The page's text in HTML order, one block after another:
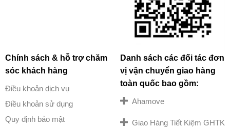
Chính sách & hỗ trợ chăm
sóc khách hàng
Điều khoản dịch vụ
Điều khoản sử dụng
Quy định bảo mật
Danh sách các đối tác đơn
vị vận chuyển giao hàng
toàn quốc bao gồm:
Ahamove
Giao Hàng Tiết Kiệm GHTK